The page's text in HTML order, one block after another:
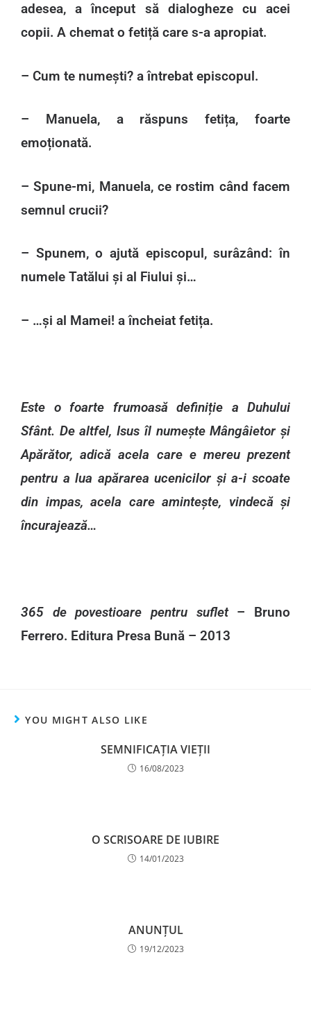
adesea, a început să dialogheze cu acei
copii. A chemat o fetiță care s-a apropiat.
– Cum te numești? a întrebat episcopul.
– Manuela, a răspuns fetița, foarte
emoționată.
– Spune-mi, Manuela, ce rostim când facem
semnul crucii?
– Spunem, o ajută episcopul, surâzând: în
numele Tatălui și al Fiului și…
– …și al Mamei! a încheiat fetița.
Este o foarte frumoasă definiție a Duhului
Sfânt. De altfel, Isus îl numește Mângâietor și
Apărător, adică acela care e mereu prezent
pentru a lua apărarea ucenicilor și a-i scoate
din impas, acela care amintește, vindecă și
încurajează…
365 de povestioare pentru suflet– Bruno
Ferrero. Editura Presa Bună – 2013
YOU MIGHT ALSO LIKE
SEMNIFICAȚIA VIEȚII
16/08/2023
O SCRISOARE DE IUBIRE
14/01/2023
ANUNȚUL
19/12/2023